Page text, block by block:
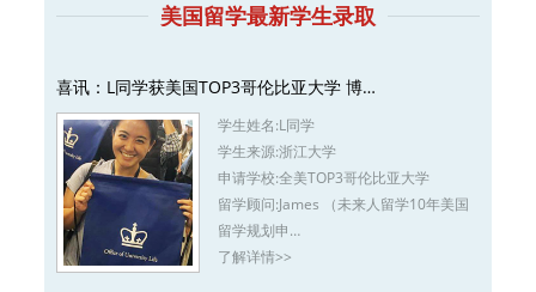
美国留学最新学生录取
喜讯：L同学获美国TOP3哥伦比亚大学 博…
学生姓名:L同学
学生来源:浙江大学
申请学校:全美TOP3哥伦比亚大学
留学顾问:James （未来人留学10年美国
留学规划申…
了解详情>>